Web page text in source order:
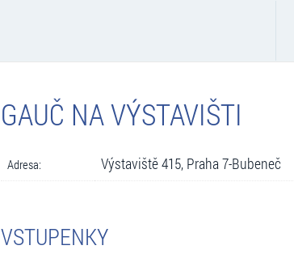
GAUČ NA VÝSTAVIŠTI
Adresa: Výstaviště 415, Praha 7-Bubeneč
VSTUPENKY